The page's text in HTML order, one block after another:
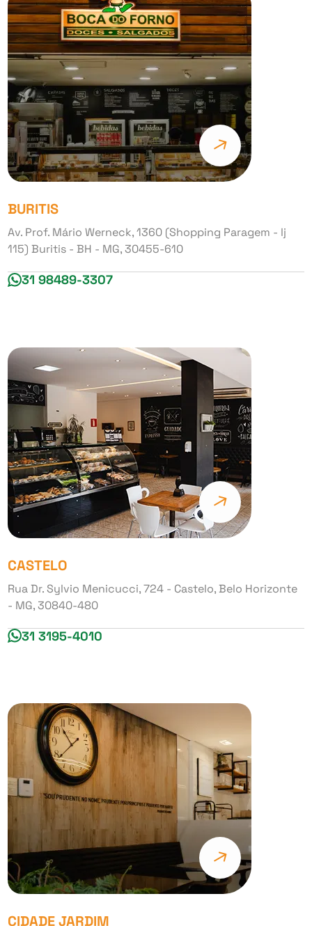
BURITIS
Av. Prof. Mário Werneck, 1360 (Shopping Paragem - lj
115) Buritis - BH - MG, 30455-610
31 98489-3307
CASTELO
Rua Dr. Sylvio Menicucci, 724 - Castelo, Belo Horizonte
- MG, 30840-480
31 3195-4010
CIDADE JARDIM